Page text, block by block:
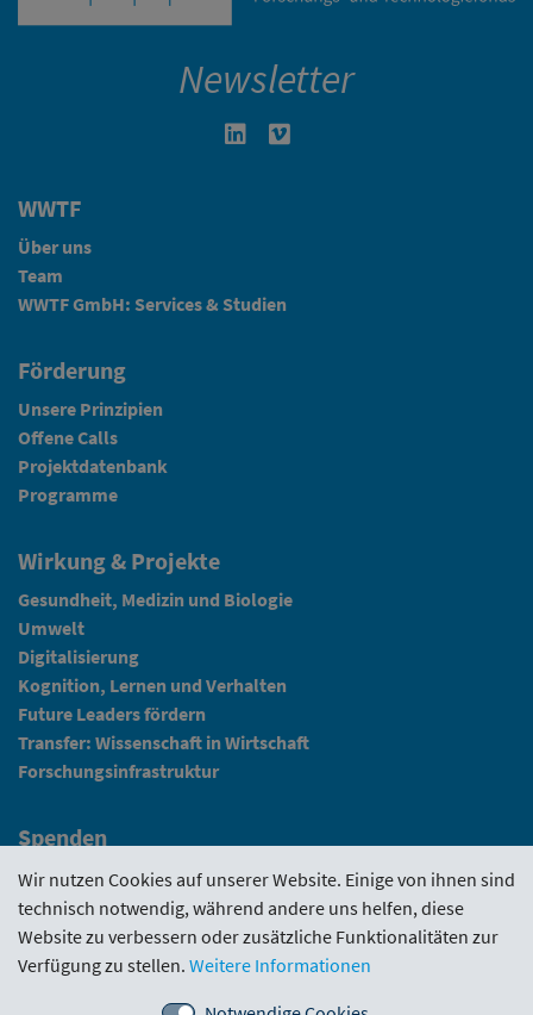
Newsletter
Linkedin in neuem Fenster öffnen
WWTF
Über uns
Team
WWTF GmbH: Services & Studien
Förderung
Unsere Prinzipien
Offene Calls
Projektdatenbank
Programme
Wirkung & Projekte
Gesundheit, Medizin und Biologie
Umwelt
Digitalisierung
Kognition, Lernen und Verhalten
Future Leaders fördern
Transfer: Wissenschaft in Wirtschaft
Forschungsinfrastruktur
Spenden
Fundraising
News
Intranet
Wir nutzen Cookies auf unserer Website. Einige von ihnen sind
technisch notwendig, während andere uns helfen, diese
Website zu verbessern oder zusätzliche Funktionalitäten zur
Verfügung zu stellen. Weitere Informationen